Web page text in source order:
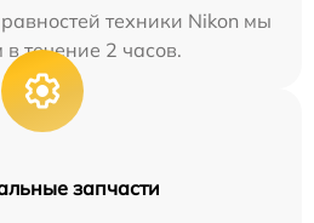
техники Nikon мы
в течение 2 часов.
запчасти